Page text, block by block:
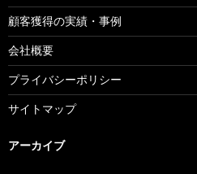
顧客獲得の実績・事例
会社概要
プライバシーポリシー
サイトマップ
アーカイブ